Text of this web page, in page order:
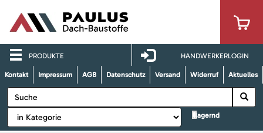
PRODUKTE HANDWERKERLOGIN
Kontakt Impressum AGB Datenschutz Versand Widerruf Aktuelles
lagernd